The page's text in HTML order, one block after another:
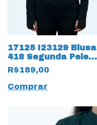
17125 I23129 Blusa
418 Segunda Pele
Tecido Energy Up
Preto
R$189,00
Comprar